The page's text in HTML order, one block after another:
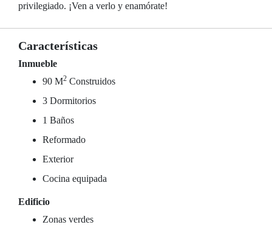
privilegiado. ¡Ven a verlo y enamórate!
Características
Inmueble
90 M2 Construidos
3 Dormitorios
1 Baños
Reformado
Exterior
Cocina equipada
Edificio
Zonas verdes